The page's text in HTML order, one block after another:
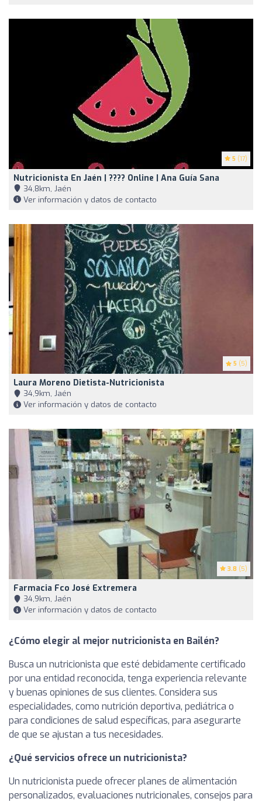
5 (17)
Nutricionista En Jaén | ???? Online | Ana Guía Sana
34,8km, Jaén
Ver información y datos de contacto
5 (5)
Laura Moreno Dietista-Nutricionista
34,9km, Jaén
Ver información y datos de contacto
3.8 (5)
Farmacia Fco José Extremera
34,9km, Jaén
Ver información y datos de contacto
¿Cómo elegir al mejor nutricionista en Bailén?
Busca un nutricionista que esté debidamente certificado
por una entidad reconocida, tenga experiencia relevante
y buenas opiniones de sus clientes. Considera sus
especialidades, como nutrición deportiva, pediátrica o
para condiciones de salud específicas, para asegurarte
de que se ajustan a tus necesidades.
¿Qué servicios ofrece un nutricionista?
Un nutricionista puede ofrecer planes de alimentación
personalizados, evaluaciones nutricionales, consejos para